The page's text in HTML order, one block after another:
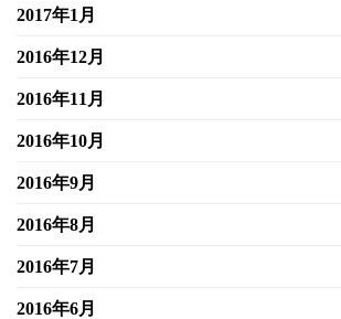
2017年1月
2016年12月
2016年11月
2016年10月
2016年9月
2016年8月
2016年7月
2016年6月